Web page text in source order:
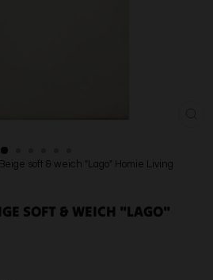
soft & weich "Lago" Homie Living
SOFT & WEICH "LAGO"